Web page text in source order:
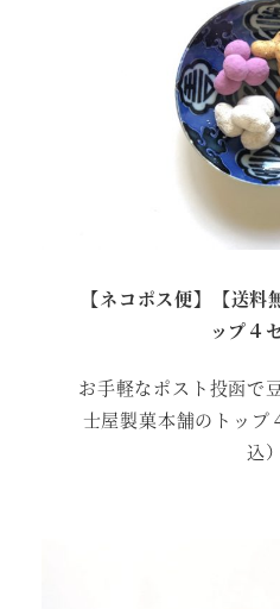
【ネコポス便】【送
ップ４
お手軽なポスト投函で
士屋製菓本舗のトップ
込）